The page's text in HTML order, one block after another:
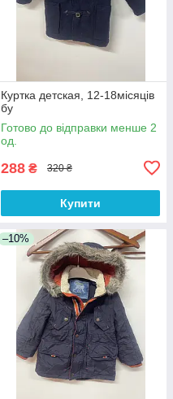
Куртка детская, 12-18місяців
бу
Готово до відправки менше 2
од.
288 ₴ 320 ₴
Купити
–10%